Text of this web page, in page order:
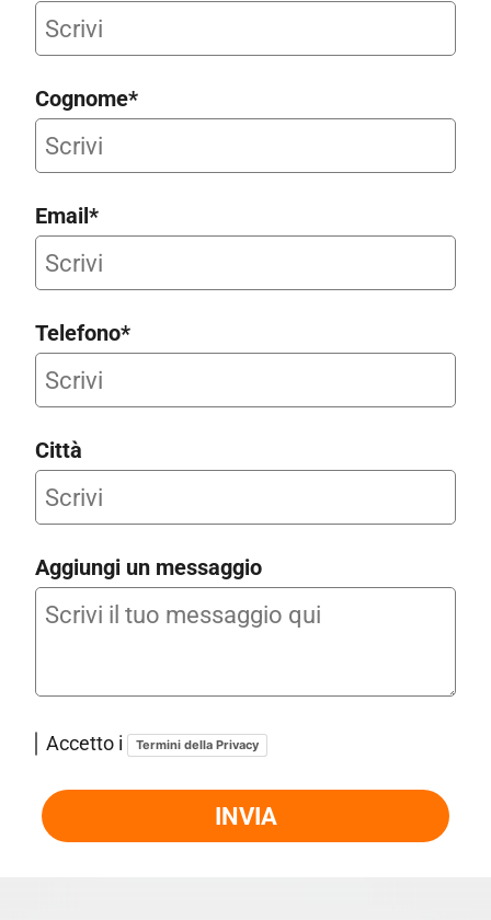
Cognome*
Email*
Telefono*
Città
Aggiungi un messaggio
Accetto i Termini della Privacy
INVIA